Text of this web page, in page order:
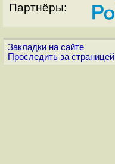
Партнёры:
Закладки на сайте
Проследить за страницей